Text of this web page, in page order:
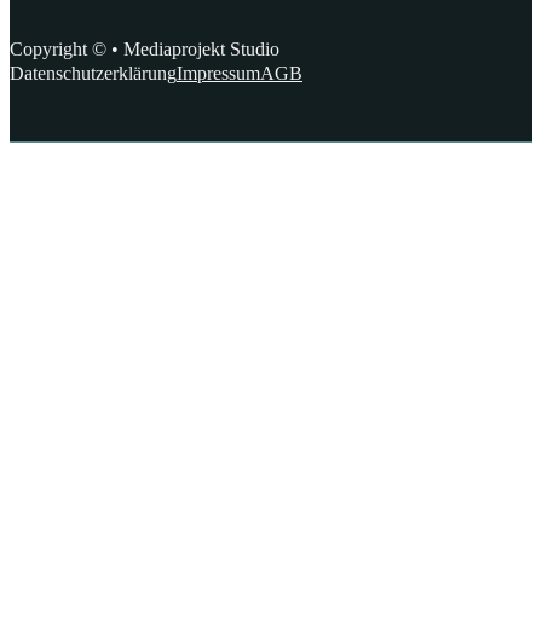
Copyright © • Mediaprojekt Studio
DatenschutzerklärungImpressumAGB